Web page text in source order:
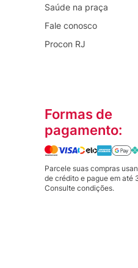
Saúde na praça
Fale conosco
Procon RJ
Formas de
pagamento:
Parcele suas compras
de crédito e pague em até
Consulte condições.